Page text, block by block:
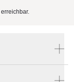
erreichbar.